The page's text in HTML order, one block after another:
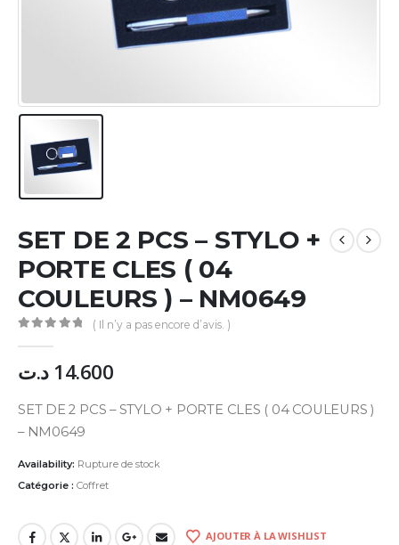
SET DE 2 PCS – STYLO +
PORTE CLES ( 04
COULEURS ) – NM0649
( Il n’y a pas encore d’avis. )
14.600 د.ت
SET DE 2 PCS – STYLO + PORTE CLES ( 04 COULEURS )
– NM0649
Availability: Rupture de stock
Catégorie : Coffret
AJOUTER À LA WISHLIST